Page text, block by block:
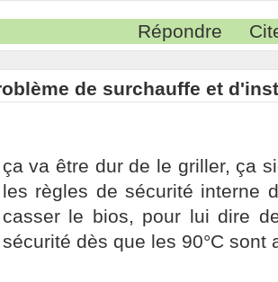
Répondre
de surchauffe et
ça va être dur de le griller, ça
les règles de sécurité interne
casser le bios, pour lui dire
sécurité dès que les 90°C sont